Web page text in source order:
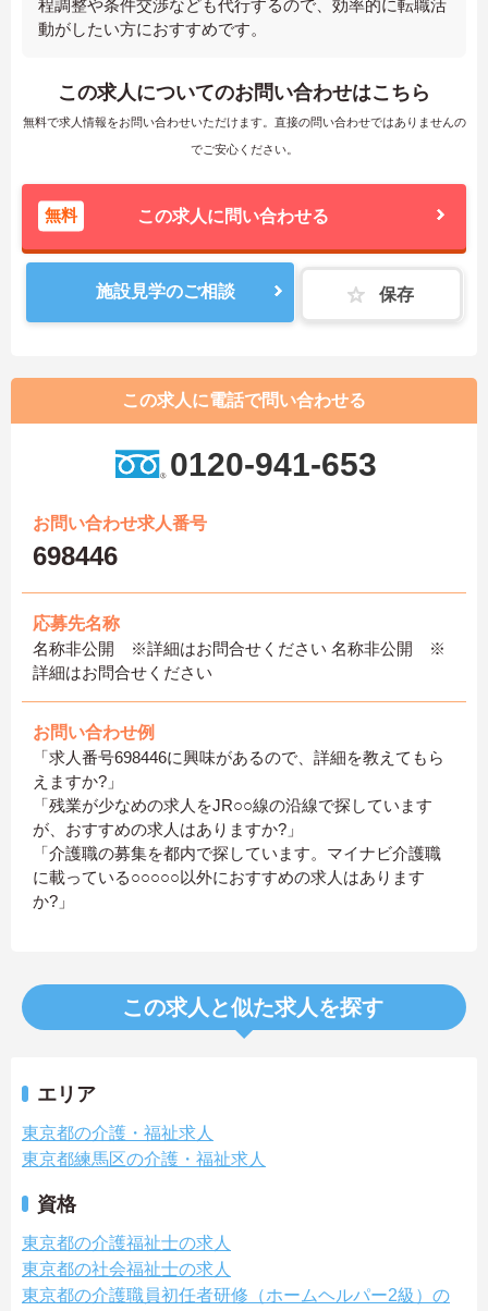
程調整や条件交渉なども代行するので、効率的に転職活
動がしたい方におすすめです。
この求人についてのお問い合わせはこちら
無料で求人情報をお問い合わせいただけます。直接の問い合わせではありませんの
でご安心ください。
無料 この求人に問い合わせる
施設見学のご相談 保存
この求人に電話で問い合わせる
0120-941-653
お問い合わせ求人番号
698446
応募先名称
名称非公開 ※詳細はお問合せください 名称非公開 ※
詳細はお問合せください
お問い合わせ例
「求人番号698446に興味があるので、詳細を教えてもら
えますか?」
「残業が少なめの求人をJR○○線の沿線で探しています
が、おすすめの求人はありますか?」
「介護職の募集を都内で探しています。マイナビ介護職
に載っている○○○○○以外におすすめの求人はあります
か?」
この求人と似た求人を探す
エリア
東京都の介護・福祉求人
東京都練馬区の介護・福祉求人
資格
東京都の介護福祉士の求人
東京都の社会福祉士の求人
東京都の介護職員初任者研修（ホームヘルパー2級）の